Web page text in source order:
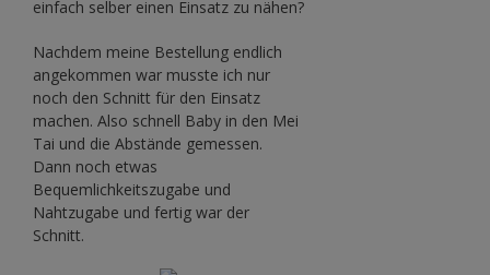
einfach selber einen Einsatz zu nähen?
Nachdem meine Bestellung endlich
angekommen war musste ich nur
noch den Schnitt für den Einsatz
machen. Also schnell Baby in den Mei
Tai und die Abstände gemessen.
Dann noch etwas
Bequemlichkeitszugabe und
Nahtzugabe und fertig war der
Schnitt.